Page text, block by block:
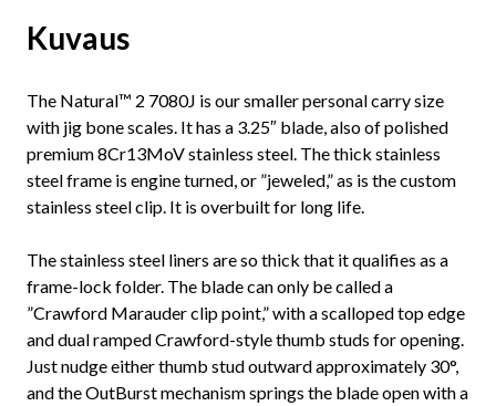
Kuvaus
The Natural™ 2 7080J is our smaller personal carry size
with jig bone scales. It has a 3.25″ blade, also of polished
premium 8Cr13MoV stainless steel. The thick stainless
steel frame is engine turned, or ”jeweled,” as is the custom
stainless steel clip. It is overbuilt for long life.
The stainless steel liners are so thick that it qualifies as a
frame-lock folder. The blade can only be called a
”Crawford Marauder clip point,” with a scalloped top edge
and dual ramped Crawford-style thumb studs for opening.
Just nudge either thumb stud outward approximately 30°,
and the OutBurst mechanism springs the blade open with a